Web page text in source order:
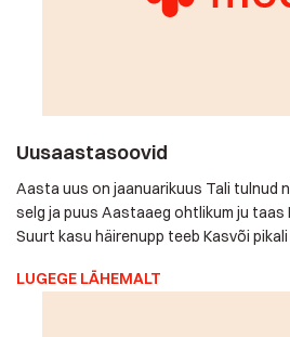
oma selg ja puus Aastaaeg ohtlikum ju
juhtub jama Suurt kasu häirenupp teeb
Lähedastel rahulikum meel Oma
uut aastat kõigile!
LUGEGE LÄHEMALT